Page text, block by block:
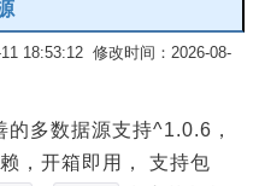
18:53:12 修改时间：2026-08-
多数据源支持^1.0.6，
，开箱即用， 支持包